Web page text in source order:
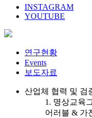
INSTAGRAM
YOUTUBE
연구현황
Events
보도자료
산업체 협력 및 검
1. 명상교육
어러블 & 가